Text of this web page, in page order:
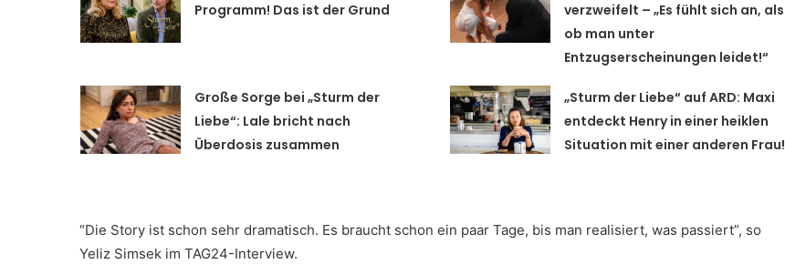
Programm! Das ist der Grund
verzweifelt – „Es fühlt sich an, als
ob man unter
Entzugserscheinungen leidet!“
Große Sorge bei „Sturm der
Liebe“: Lale bricht nach
Überdosis zusammen
„Sturm der Liebe“ auf ARD: Maxi
entdeckt Henry in einer heiklen
Situation mit einer anderen Frau!
“Die Story ist schon sehr dramatisch. Es braucht schon ein paar Tage, bis man realisiert, was passiert”, so
Yeliz Simsek im TAG24-Interview.